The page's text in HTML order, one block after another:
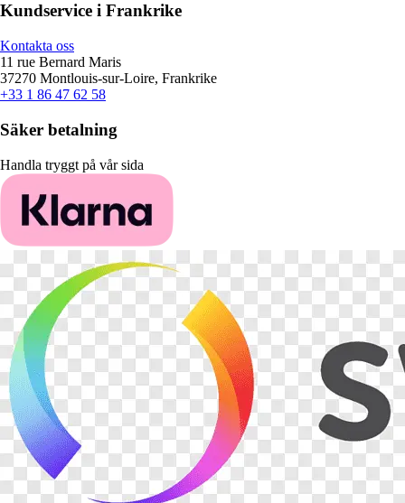
Kundservice i Frankrike
Kontakta oss
11 rue Bernard Maris
37270 Montlouis-sur-Loire, Frankrike
+33 1 86 47 62 58
Säker betalning
Handla tryggt på vår sida